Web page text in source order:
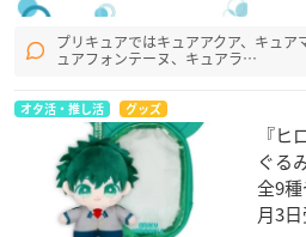
プリキュアではキュアアクア、キュ
ュアフォンテーヌ、キュアラ…
オタ活・推し活 グッズ
『
ぐる
全9
月3